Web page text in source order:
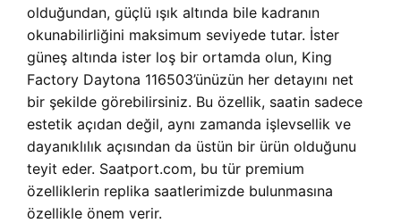
olduğundan, güçlü ışık altında bile kadranın
okunabilirliğini maksimum seviyede tutar. İster
güneş altında ister loş bir ortamda olun, King
Factory Daytona 116503’ünüzün her detayını net
bir şekilde görebilirsiniz. Bu özellik, saatin sadece
estetik açıdan değil, aynı zamanda işlevsellik ve
dayanıklılık açısından da üstün bir ürün olduğunu
teyit eder. Saatport.com, bu tür premium
özelliklerin replika saatlerimizde bulunmasına
özellikle önem verir.